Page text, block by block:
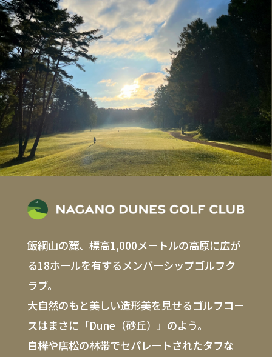
飯綱山の麓、標高1,000メートルの高原に広が
る18ホールを有するメンバーシップゴルフク
ラブ。
大自然のもと美しい造形美を見せるゴルフコー
スはまさに「Dune（砂丘）」のよう。
白樺や唐松の林帯でセパレートされたタフな